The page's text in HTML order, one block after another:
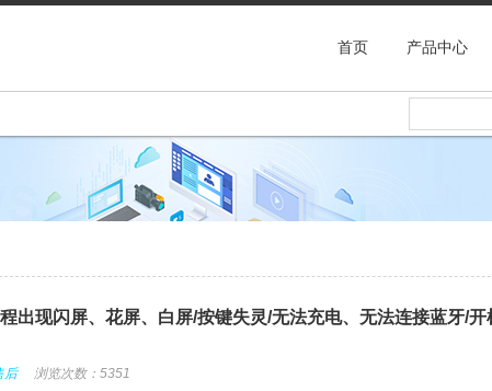
首页 产品中心
出现闪屏、花屏、白屏/按键失灵/无法充电、无法连接蓝牙/开
后 浏览次数：5351